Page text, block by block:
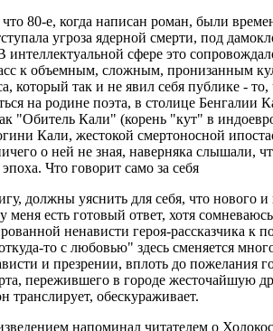
80-е, когда написан роман, были
угроза ядерной смерти, под
сфере это
к объемным, сложным, пронизанным
так и не явил себя публике - то,
на родине поэта, в столице Бенгалии
"Обитель Кали" (корень "кут" в
Кали, жестокой смертоносной
о ней не зная, наверняка слышали,
Что говорит само за себя
должны уяснить для себя, что нового
есть готовый ответ, хотя
ненависти героя-рассказчика к
то с любовью" здесь сменяется
и презрении, вплоть до пожелания
пережившего в городе жесточайшую
транслирует, обескураживает.
напоминал читателем о